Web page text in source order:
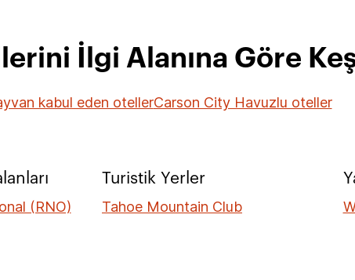
İlgi Alanına Göre
kabul eden otellerCarson City Havuzlu oteller
(RNO)
Turistik Yerler
Tahoe Mountain Club